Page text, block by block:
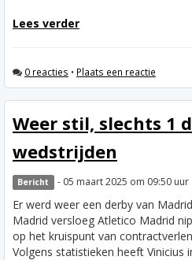
Lees verder
0 reacties • Plaats een reactie
Weer stil, slechts 1
wedstrijden
Bericht - 05 maart 2025 om 09:50 uur
Er werd weer een derby van
Madrid versloeg Atletico Madrid
op het kruispunt van
Volgens statistieken heeft Vinicius